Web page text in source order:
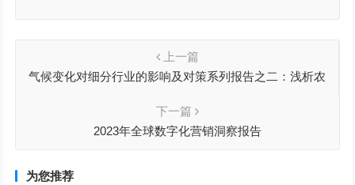
上一篇
气候变化对细分行业的影响及对策系列报告之二：浅析农
下一篇
2023年全球数字化营销洞察报告
为您推荐